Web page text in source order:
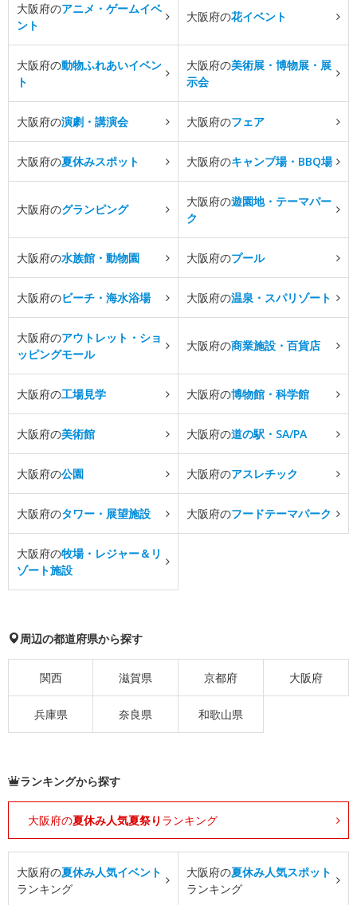
大阪府のアニメ・ゲームイベ
ント
大阪府の花イベント
大阪府の動物ふれあいイベン
ト
大阪府の美術展・博物展・展
示会
大阪府の演劇・講演会 大阪府のフェア
大阪府の夏休みスポット 大阪府のキャンプ場・BBQ場
大阪府のグランピング
大阪府の遊園地・テーマパー
ク
大阪府の水族館・動物園 大阪府のプール
大阪府のビーチ・海水浴場 大阪府の温泉・スパリゾート
大阪府のアウトレット・ショ
ッピングモール
大阪府の商業施設・百貨店
大阪府の工場見学 大阪府の博物館・科学館
大阪府の美術館 大阪府の道の駅・SA/PA
大阪府の公園 大阪府のアスレチック
大阪府のタワー・展望施設 大阪府のフードテーマパーク
大阪府の牧場・レジャー＆リ
ゾート施設
周辺の都道府県から探す
関西 滋賀県 京都府 大阪府
兵庫県 奈良県 和歌山県
ランキングから探す
大阪府の夏休み人気夏祭り ランキング
大阪府の夏休み人気イベント
ランキング
大阪府の夏休み人気スポット
ランキング